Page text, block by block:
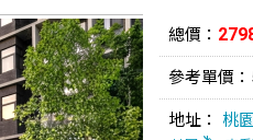
總價：
參考單價
地址： 桃